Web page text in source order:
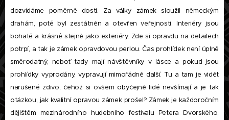
dozvídáme poměrně dosti. Za války zámek sloužil německým
drahám, poté byl zestátněn a otevřen veřejnosti. Interiéry jsou
bohaté a krásné stejně jako exteriéry. Zde si opravdu na detailech
potrpí, a tak je zámek opravdovou perlou. Čas prohlídek není úplně
směrodatný, neboť tady mají návštěvníky v lásce a pokud jsou
prohlídky vyprodány, vypravují mimořádně další. Tu a tam je vidět
narušené zdivo, čehož si ovšem obyčejně lidé nevšímají a je tak
otázkou, jak kvalitní opravou zámek prošel? Zámek je každoročním
dějištěm mezinárodního hudebního festivalu Petera Dvorského,